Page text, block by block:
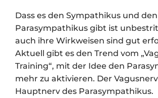
Dass es den Sympathikus und den
Parasympathikus gibt ist
auch ihre Wirkweisen sind gut
Aktuell gibt es den Trend vom
Training“, mit der Idee den
mehr zu aktivieren. Der
Hauptnerv des Parasympathikus.